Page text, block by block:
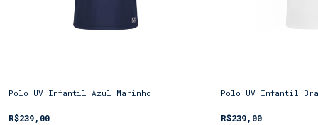
Polo UV Infantil Azul Marinho
R$239,00
Polo UV Infantil
R$239,00